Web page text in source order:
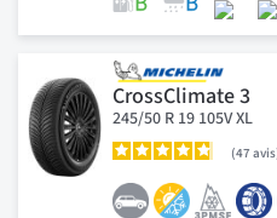
CrossClimate 3
245/50 R 19 105V XL
47 avis